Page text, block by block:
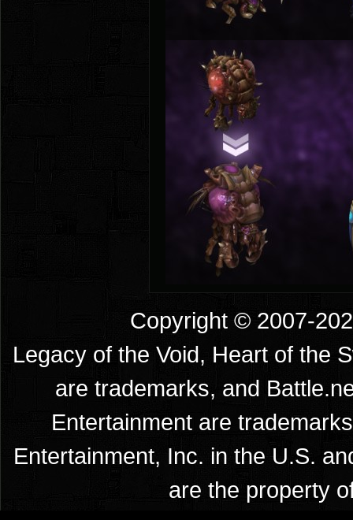
Copyright © 2007-
Legacy of the Void, Heart of the
are trademarks, and
Entertainment are
Entertainment, Inc. in the U.S.
are the property